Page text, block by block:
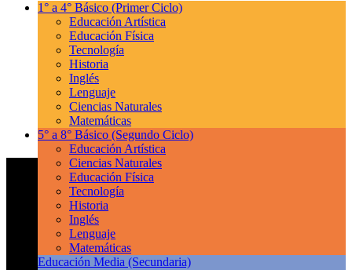
1° a 4° Básico (Primer Ciclo)
Educación Artística
Educación Física
Tecnología
Historia
Inglés
Lenguaje
Ciencias Naturales
Matemáticas
5° a 8° Básico (Segundo Ciclo)
Educación Artística
Ciencias Naturales
Educación Física
Tecnología
Historia
Inglés
Lenguaje
Matemáticas
Educación Media (Secundaria)